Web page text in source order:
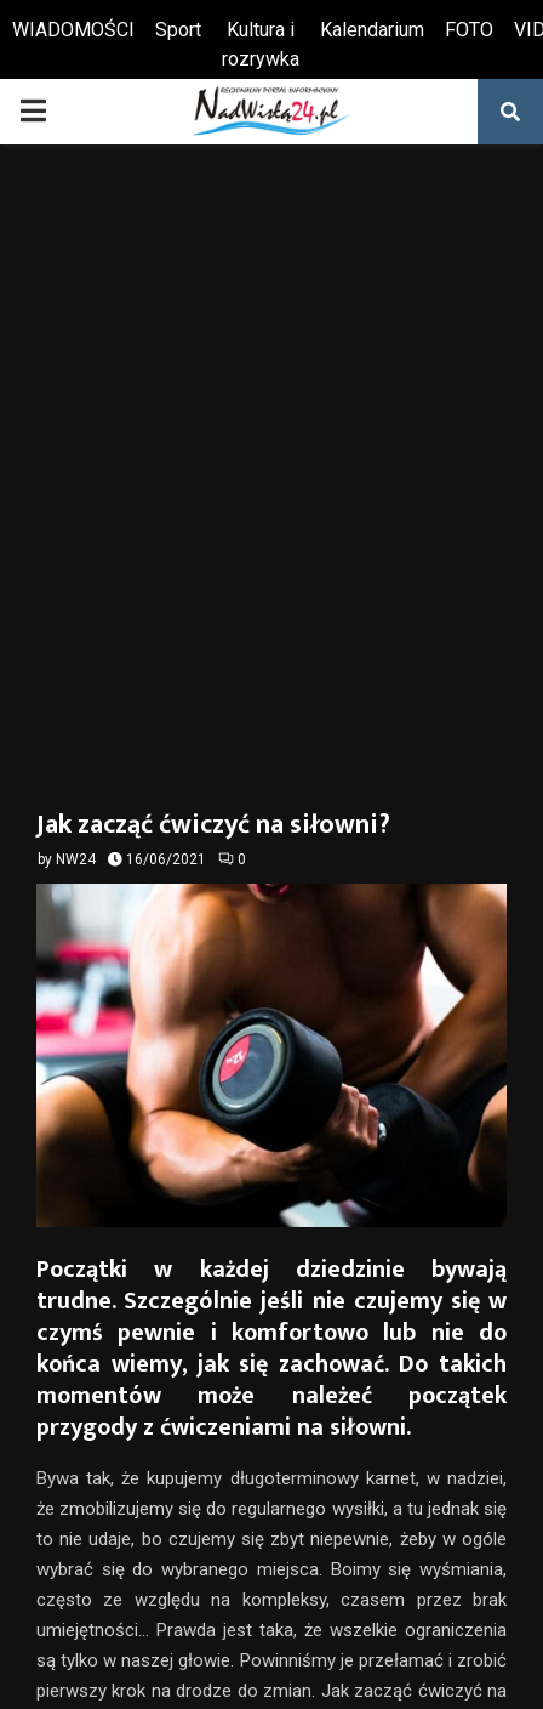
Otwórz pasek narzędzi
WIADOMOŚCI Sport
Kultura i
rozrywka
Kalendarium FOTO
PRIMARY
Jak zacząć ćwiczyć na siłowni?
by NW24 16/06/2021 0
Początki w każdej dziedzinie bywają
trudne. Szczególnie jeśli nie czujemy się w
czymś pewnie i komfortowo lub nie do
końca wiemy, jak się zachować. Do takich
momentów może należeć początek
przygody z ćwiczeniami na siłowni.
Bywa tak, że kupujemy długoterminowy karnet, w nadziei,
że zmobilizujemy się do regularnego wysiłki, a tu jednak się
to nie udaje, bo czujemy się zbyt niepewnie, żeby w ogóle
wybrać się do wybranego miejsca. Boimy się wyśmiania,
często ze względu na kompleksy, czasem przez brak
umiejętności… Prawda jest taka, że wszelkie ograniczenia
są tylko w naszej głowie. Powinniśmy je przełamać i zrobić
pierwszy krok na drodze do zmian. Jak zacząć ćwiczyć na